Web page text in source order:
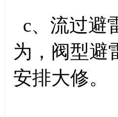
c、流过避
为，阀型避
安排大修。